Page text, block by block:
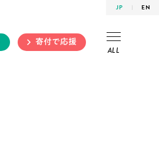
JP EN
寄付で応援
ALL